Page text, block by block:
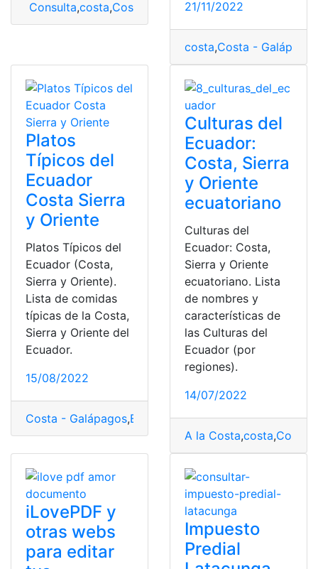
Consulta,costa,Costa - Galápagos,Cronograma
21/11/2022
costa,Costa - Galápagos
Platos
Típicos del
Ecuador
Costa Sierra
y Oriente
Platos Típicos del
Ecuador (Costa,
Sierra y Oriente).
Lista de comidas
típicas de la Costa,
Sierra y Oriente del
Ecuador.
15/08/2022
Costa - Galápagos,Ecuador,platos típicos,Sierra -
Culturas del
Ecuador:
Costa, Sierra
y Oriente
ecuatoriano
Culturas del
Ecuador: Costa,
Sierra y Oriente
ecuatoriano. Lista
de nombres y
características de
las Culturas del
Ecuador (por
regiones).
14/07/2022
A la Costa,costa,Costa
iLovePDF y
otras webs
para editar
Impuesto
Predial